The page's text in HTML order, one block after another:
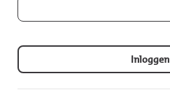
Inloggen